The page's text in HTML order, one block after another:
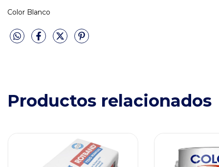
Color Blanco
Productos relacionados